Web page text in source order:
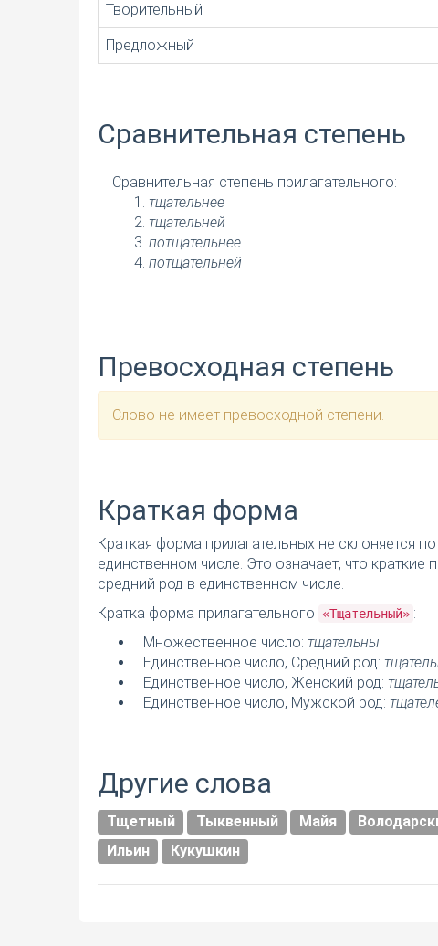
Творительный
Предложный
Сравнительная степень
Сравнительная степень прилагательного:
тщательнее
тщательней
потщательнее
потщательней
Превосходная степень
Слово не имеет превосходной степени.
Краткая форма
Краткая форма прилагательных не склоняется
единственном числе. Это означает, что
средний род в единственном числе.
Кратка форма прилагательного
«Тщательный» :
Множественное число: тщательны
Единственное число, Средний род:
Единственное число, Женский род:
Единственное число, Мужской род:
Другие слова
Тщетный Тыквенный Майя
Ильин
Кукушкин